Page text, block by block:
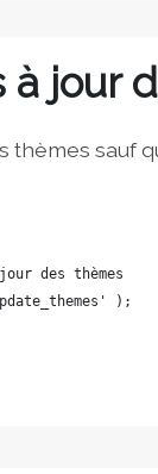
à jour
sauf
des thèmes
);